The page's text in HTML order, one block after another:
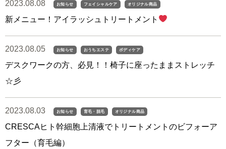
2023.08.08 お知らせ フェイシャルケア オリジナル商品
新メニュー！アイラッシュトリートメント
2023.08.05 お知らせ おうちエステ ボディケア
デスクワークの方、必見！！椅子に座ったままストレッチ
☆彡
2023.08.03 お知らせ 育毛・脱毛 オリジナル商品
CRESCAヒト幹細胞上清液でトリートメントのビフォーア
フター（育毛編）